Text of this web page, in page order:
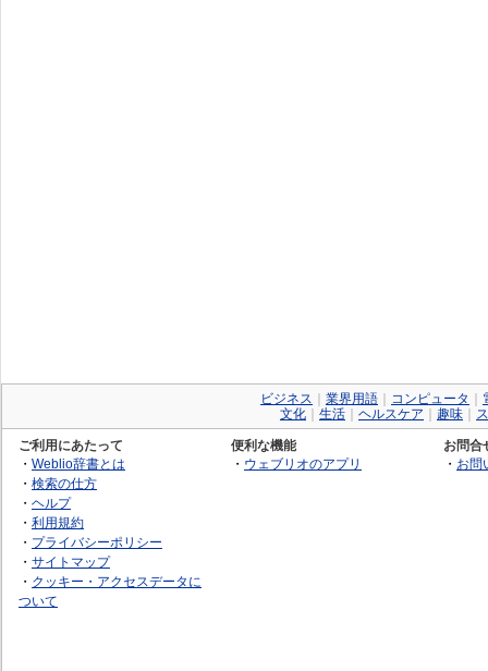
ビジネス 業界用語 コンピュータ
文化
生活 ヘルスケア 趣味
ご利用にあたって
・ Weblio辞書とは
・ 検索の仕方
・ ヘルプ
・ 利用規約
・ プライバシーポリシー
・ サイトマップ
・ クッキー・アクセスデータに
ついて
便利な機能
・ ウェブリオのアプリ
お問合
・ お問